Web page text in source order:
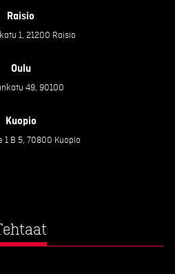
Raisio
1, 21200 Raisio
Oulu
49, 90100
Kuopio
1 B 5, 70800 Kuopio